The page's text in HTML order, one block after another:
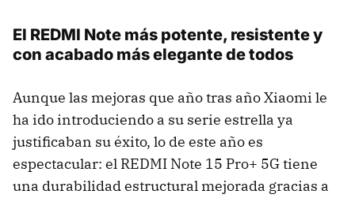
El REDMI Note más potente, resistente y
con acabado más elegante de todos
Aunque las mejoras que año tras año Xiaomi le
ha ido introduciendo a su serie estrella ya
justificaban su éxito, lo de este año es
espectacular: el REDMI Note 15 Pro+ 5G tiene
una durabilidad estructural mejorada gracias a